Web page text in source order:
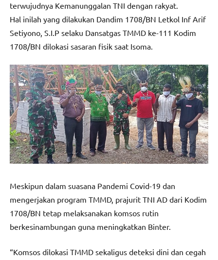
terwujudnya Kemanunggalan TNI dengan rakyat.
Hal inilah yang dilakukan Dandim 1708/BN Letkol Inf Arif
Setiyono, S.I.P selaku Dansatgas TMMD ke-111 Kodim
1708/BN dilokasi sasaran fisik saat Isoma.
Meskipun dalam suasana Pandemi Covid-19 dan
mengerjakan program TMMD, prajurit TNI AD dari Kodim
1708/BN tetap melaksanakan komsos rutin
berkesinambungan guna meningkatkan Binter.
“Komsos dilokasi TMMD sekaligus deteksi dini dan cegah